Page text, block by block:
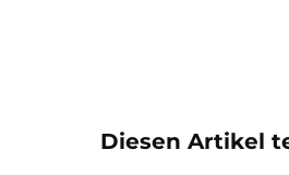
Diesen Artikel